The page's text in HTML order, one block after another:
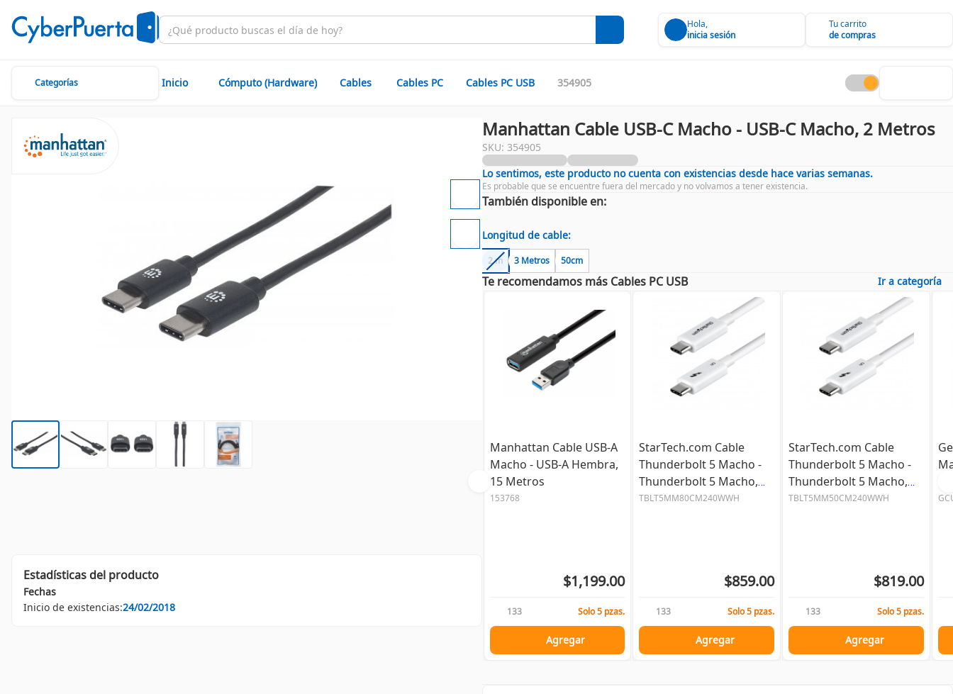
Hola,
inicia sesión
Tu carrito
de compras
Categorías Inicio Cómputo (Hardware) Cables Cables PC Cables PC USB 354905
Estadísticas del producto
Fechas
Inicio de existencias:24/02/2018
Manhattan Cable USB-C Macho - USB-C Macho, 2 Metros
SKU: 354905
Lo sentimos, este producto no cuenta con existencias desde hace varias semanas.
Es probable que se encuentre fuera del mercado y no volvamos a tener existencia.
También disponible en:
Longitud de cable:
2 m 3 Metros 50cm
Te recomendamos más Cables PC USB Ir a categoría
Manhattan Cable USB-A
Macho - USB-A Hembra,
15 Metros
153768
$1,199.00
133 Solo 5 pzas.
Agregar
StarTech.com Cable
Thunderbolt 5 Macho -
Thunderbolt 5 Macho,
80cm
TBLT5MM80CM240WWH
$859.00
133 Solo 5 pzas.
Agregar
StarTech.com Cable
Thunderbolt 5 Macho -
Thunderbolt 5 Macho,
50cm
TBLT5MM50CM240WWH
$819.00
133 Solo 5 pzas.
Agregar